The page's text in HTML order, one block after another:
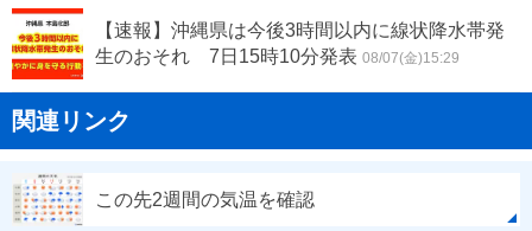
【速報】沖縄県は今後3時間以内に線状降水帯発
生のおそれ 7日15時10分発表 08/07(金)15:29
関連リンク
この先2週間の気温を確認